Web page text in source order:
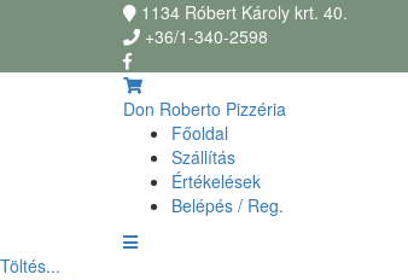
1134 Róbert Károly krt. 40.
+36/1-340-2598
Don Roberto Pizzéria
Főoldal
Szállítás
Értékelések
Belépés / Reg.
Töltés...